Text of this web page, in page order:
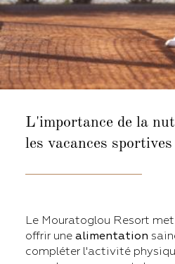
L'importance de la
les vacances sportives
Le Mouratoglou Resort
offrir une alimentation
compléter l'activité